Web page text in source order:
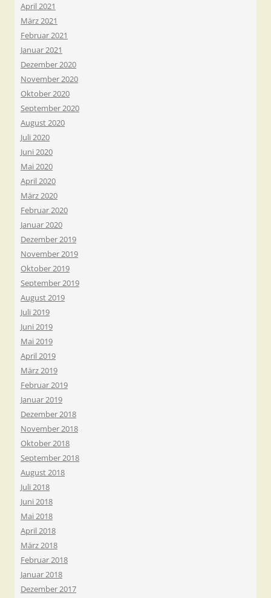
April 2021
März 2021
Februar 2021
Januar 2021
Dezember 2020
November 2020
Oktober 2020
September 2020
August 2020
Juli 2020
Juni 2020
Mai 2020
April 2020
März 2020
Februar 2020
Januar 2020
Dezember 2019
November 2019
Oktober 2019
September 2019
August 2019
Juli 2019
Juni 2019
Mai 2019
April 2019
März 2019
Februar 2019
Januar 2019
Dezember 2018
November 2018
Oktober 2018
September 2018
August 2018
Juli 2018
Juni 2018
Mai 2018
April 2018
März 2018
Februar 2018
Januar 2018
Dezember 2017